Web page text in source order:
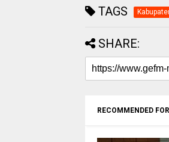
TAGS
SHARE:
RECOMMENDED